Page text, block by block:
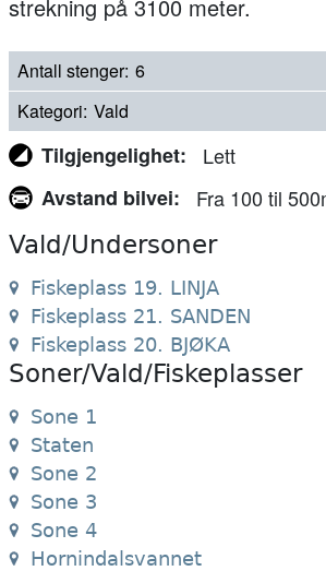
strekning på 3100 meter.
Antall stenger 6
Kategori Vald
Tilgjengelighet
Lett
Avstand bilvei
Fra 100 til
Vald/Undersoner
Fiskeplass 19. LINJA
Fiskeplass 21. SANDEN
Fiskeplass 20. BJØKA
Soner/Vald/Fiskeplasser
Sone 1
Staten
Sone 2
Sone 3
Sone 4
Hornindalsvannet